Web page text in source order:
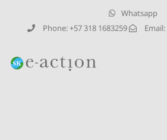
Whatsapp
Phone: +57 318 1683259
Email: